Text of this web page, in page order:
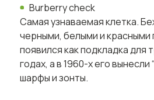
Burberry check
Самая узнаваемая клетка.
черными, белыми и красными
появился как подкладка для
годах, а в 1960-х его вынесли
шарфы и зонты.